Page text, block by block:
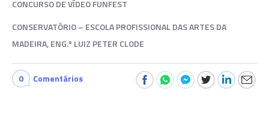
CONCURSO DE VÍDEO FUNFEST
CONSERVATÓRIO – ESCOLA PROFISSIONAL DAS ARTES DA
MADEIRA, ENG.º LUIZ PETER CLODE
0 Comentários